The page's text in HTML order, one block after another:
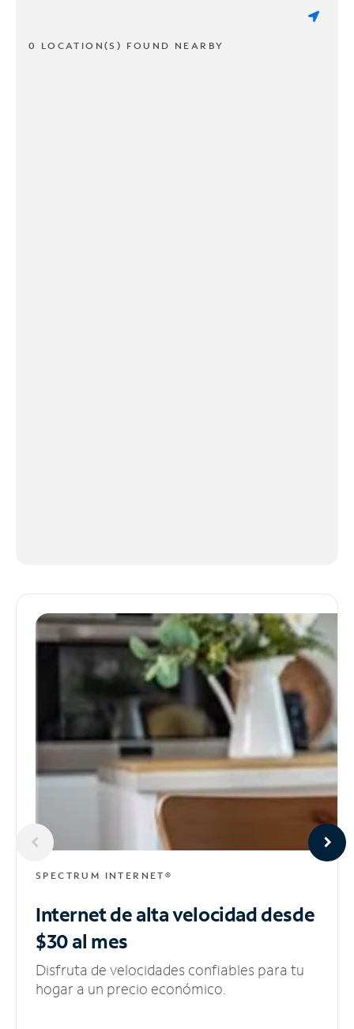
0 LOCATION(S) FOUND NEARBY
SPECTRUM INTERNET®
Internet de alta velocidaddesde
$30 al mes
Disfruta de velocidades confiables para tu
hogar a un precio económico.